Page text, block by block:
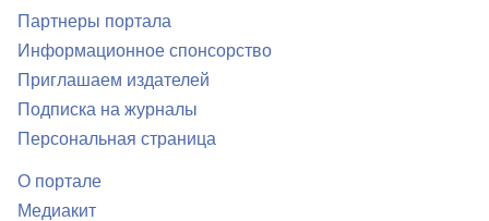
Партнеры портала
Информационное спонсорство
Приглашаем издателей
Подписка на журналы
Персональная страница
О портале
Медиакит